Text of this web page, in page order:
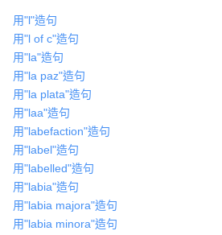
用"l"造句
用"l of c"造句
用"la"造句
用"la paz"造句
用"la plata"造句
用"laa"造句
用"labefaction"造句
用"label"造句
用"labelled"造句
用"labia"造句
用"labia majora"造句
用"labia minora"造句